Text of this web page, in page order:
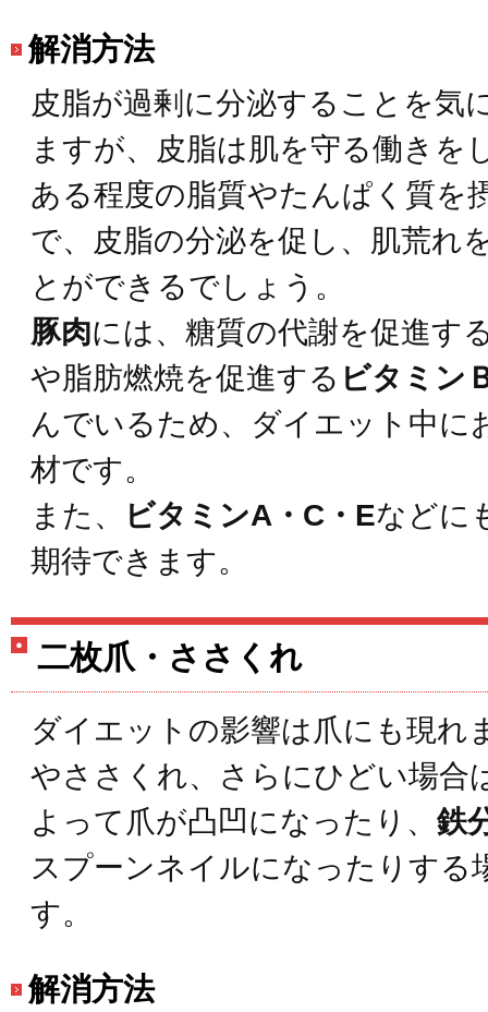
解消方法
皮脂が過剰に分泌することを気
ますが、皮脂は肌を守る働きを
ある程度の脂質やたんぱく質を
で、皮脂の分泌を促し、肌荒れ
とができるでしょう。
豚肉には、糖質の代謝を促進す
や脂肪燃焼を促進する ビタミン
んでいるため、ダイエット中に
材です。
また、
ビタミンA・C・Eなどに
期待できます。
二枚爪・ささくれ
ダイエットの影響は爪にも現れ
やささくれ、さらにひどい場合
よって爪が凸凹になったり、 鉄
スプーンネイルになったりする
す。
解消方法